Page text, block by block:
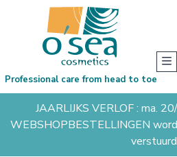
Professional care from head to toe
JAARLIJKS VERLOF : ma.
WEBSHOPBESTELLINGEN
verstuurd